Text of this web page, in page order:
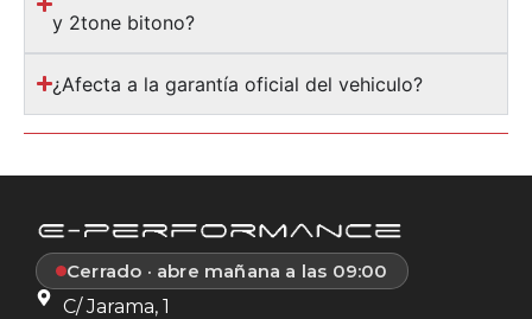
y 2tone bitono?
¿Afecta a la garantía oficial del vehiculo?
Cerrado · abre mañana a las 09:00
C/ Jarama, 1